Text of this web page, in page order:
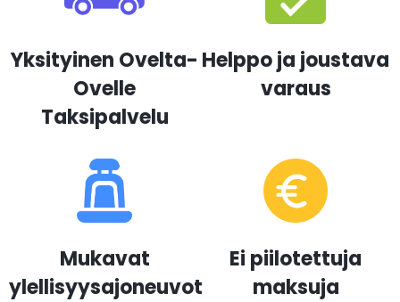
Yksityinen Ovelta-
Ovelle
Taksipalvelu
Helppo ja joustava
varaus
Mukavat
ylellisyysajoneuvot
Ei piilotettuja
maksuja